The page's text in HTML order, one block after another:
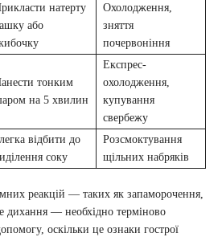
натерту
або
Охолодження,
зняття
почервоніння
тонким
на 5 хвилин
Експрес-
охолодження,
купування
свербежу
відбити до
соку
Розсмоктування
щільних набряків
реакцій — таких як запаморочення,
дихання — необхідно терміново
оскільки це ознаки гострої